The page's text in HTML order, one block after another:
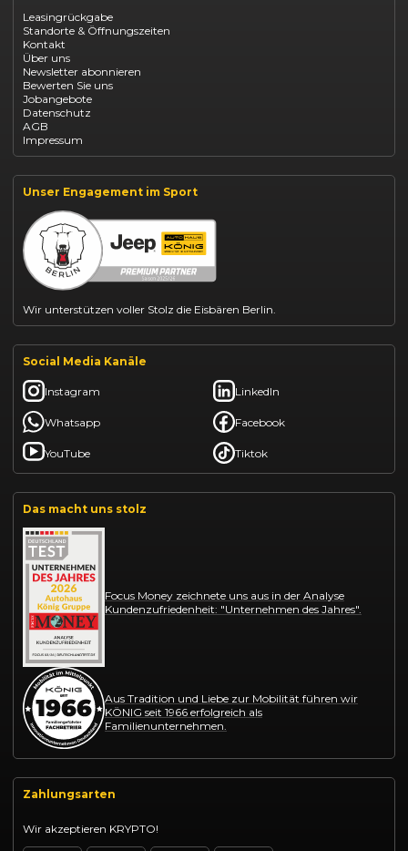
Opel Astra leasen
Opel Mokka kaufen
Opel Grandland finanzieren
Opel Vivaro Gewerbeleasing
Fiat 500 finanzieren
Fiat Panda leasen
Dacia Duster finanzieren
Dacia Sandero kaufen
Dacia Jogger leasen
Jeep Compass leasen
Jeep Renegade finanzieren
Suzuki Swift finanzieren
BYD Dolphin finanzieren
Kia Ceed finanzieren
Kia Sportage leasen
Mazda CX-30 finanzieren
Citroën C3 leasen
Leasingrückgabe
Standorte & Öffnungszeiten
Kontakt
Über uns
Newsletter abonnieren
Bewerten Sie uns
Jobangebote
Datenschutz
AGB
Impressum
Unser Engagement im Sport
Wir unterstützen voller Stolz die Eisbären Berlin.
Social Media Kanäle
Instagram LinkedIn
Whatsapp Facebook
YouTube Tiktok
Das macht uns stolz
Focus Money zeichnete uns aus in der Analyse
Kundenzufriedenheit: "Unternehmen des Jahres".
Aus Tradition und Liebe zur Mobilität führen wir
KÖNIG seit 1966 erfolgreich als
Familienunternehmen.
Zahlungsarten
Wir akzeptieren KRYPTO!